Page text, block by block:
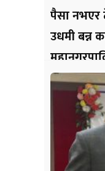
पैसा नभएर
उधमी बन्न